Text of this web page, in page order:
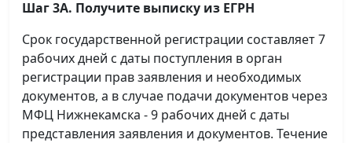
Шаг 3А. Получите выписку из ЕГРН
Срок государственной регистрации составляет 7
рабочих дней с даты поступления в орган
регистрации прав заявления и необходимых
документов, а в случае подачи документов через
МФЦ Нижнекамска - 9 рабочих дней с даты
представления заявления и документов. Течение